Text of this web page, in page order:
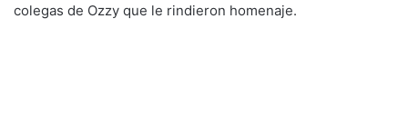
colegas de Ozzy que le rindieron homenaje.